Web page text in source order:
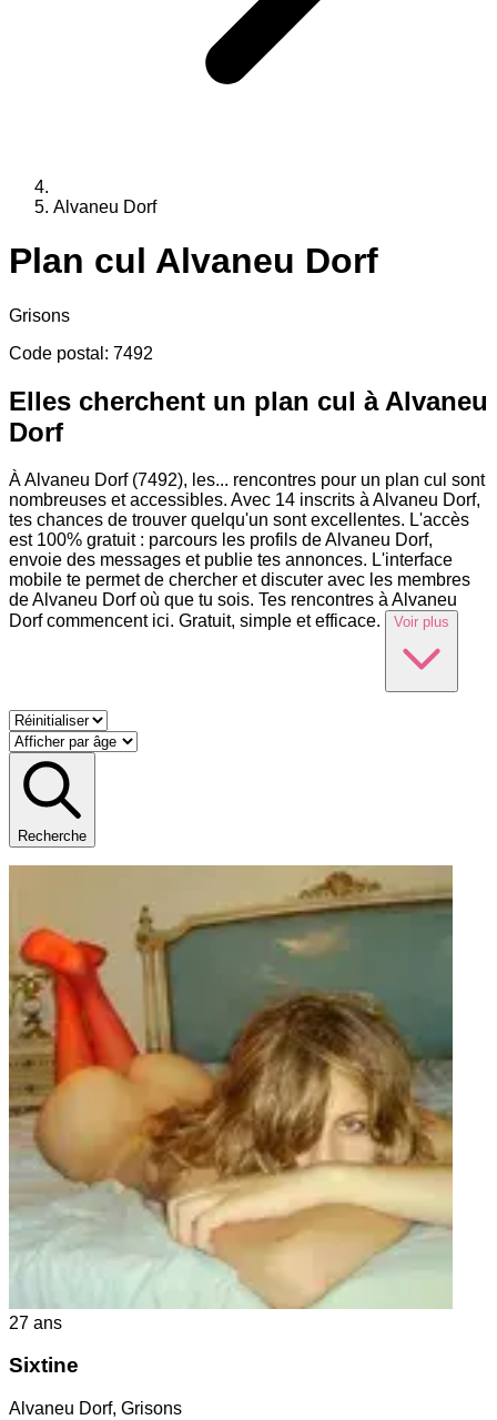
Alvaneu Dorf
Plan cul Alvaneu Dorf
Grisons
Code postal : 7492
Elles cherchent un plan cul à Alvaneu
Dorf
À Alvaneu Dorf (7492), les... rencontres pour un plan cul sont
nombreuses et accessibles. Avec 14 inscrits à Alvaneu Dorf,
tes chances de trouver quelqu'un sont excellentes. L'accès
est 100% gratuit : parcours les profils de Alvaneu Dorf,
envoie des messages et publie tes annonces. L'interface
mobile te permet de chercher et discuter avec les membres
de Alvaneu Dorf où que tu sois. Tes rencontres à Alvaneu
Dorf commencent ici. Gratuit, simple et efficace.
Voir plus
Recherche
27 ans
Sixtine
Alvaneu Dorf, Grisons